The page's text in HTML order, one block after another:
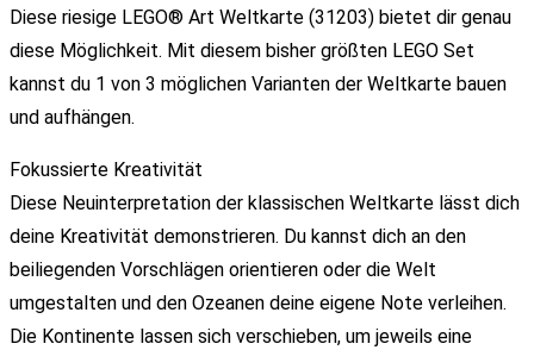
Diese riesige LEGO® Art Weltkarte (31203) bietet dir genau
diese Möglichkeit. Mit diesem bisher größten LEGO Set
kannst du 1 von 3 möglichen Varianten der Weltkarte bauen
und aufhängen.
Fokussierte Kreativität
Diese Neuinterpretation der klassischen Weltkarte lässt dich
deine Kreativität demonstrieren. Du kannst dich an den
beiliegenden Vorschlägen orientieren oder die Welt
umgestalten und den Ozeanen deine eigene Note verleihen.
Die Kontinente lassen sich verschieben, um jeweils eine